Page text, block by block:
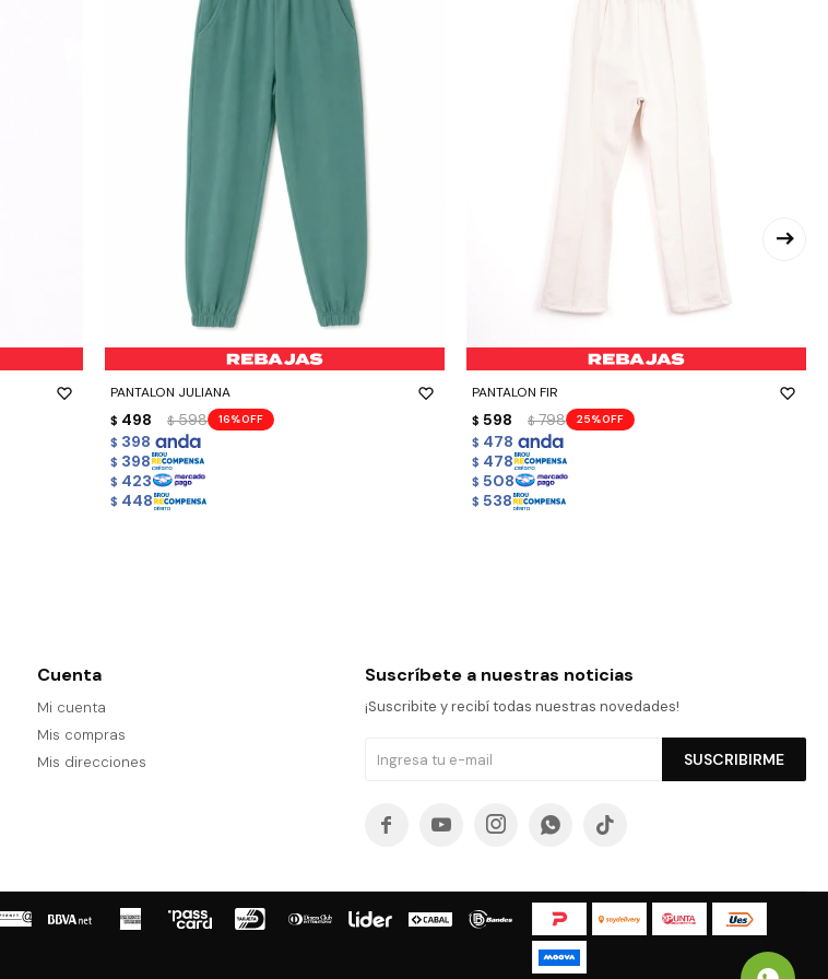
PANTALON JULIANA
$ 498 $ 598 16
$ 398
$ 398
$ 423
$ 448
- +
PANTALON FIR
$ 598 $ 798 25
$ 478
$ 478
$ 508
$ 538
- +
Cuenta
Mi cuenta
Mis compras
Mis direcciones
Suscríbete a nuestras noticias
¡Suscribite y recibí todas nuestras novedades!
SUSCRIBIRME
    